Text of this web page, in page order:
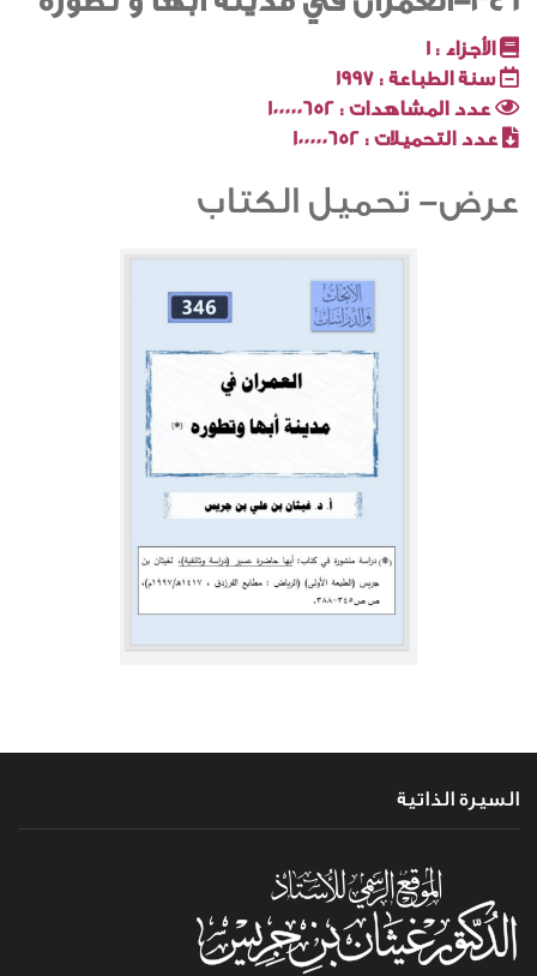
الأجزاء : 1
سنة الطباعة : 1997
عدد المشاهدات : 100000652
عدد التحميلات : 100000652
عرض- تحميل الكتاب
السيرة الذاتية